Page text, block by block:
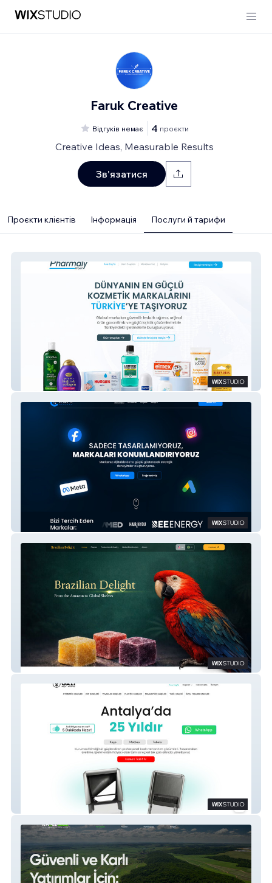
Faruk Creative
Відгуків немає 4 проєкти
Creative Ideas, Measurable Results
Зв'язатися
Проєкти клієнтів Інформація Послуги й тарифи
Pharmaly
Caps Digital
Brazilian Delight
Gazi Kaşe Matbaa